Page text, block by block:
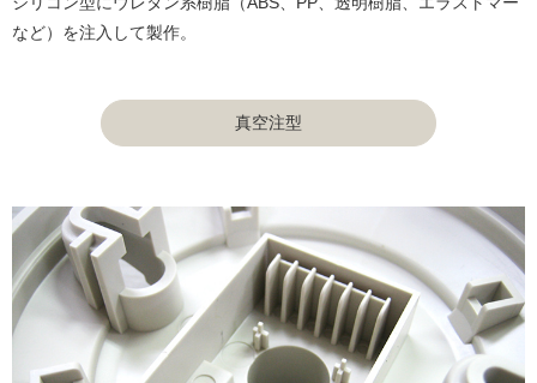
など）を注入して製作。
真空注型